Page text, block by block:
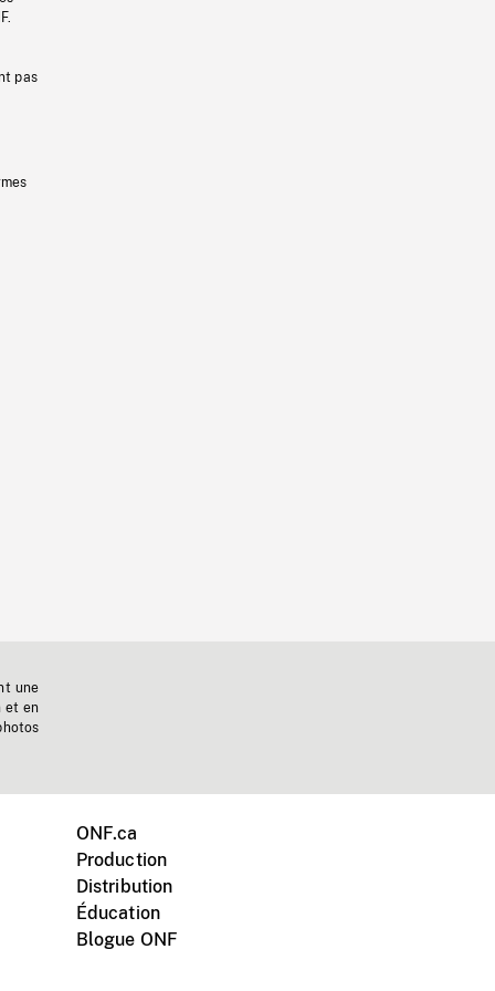
pas
une
et en
ONF.ca
Production
Distribution
Éducation
Blogue ONF